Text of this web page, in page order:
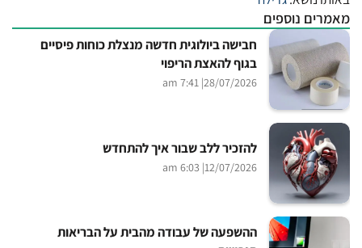
מאמרים נוספים
חבישה ביולוגית חדשה מנצלת כוחות פיסיים
בגוף להאצת הריפוי
28/07/2026
| 7:41 am
להזכיר ללב שבור איך להתחדש
12/07/2026
| 6:03 am
ההשפעה של עבודה מהבית על הבריאות